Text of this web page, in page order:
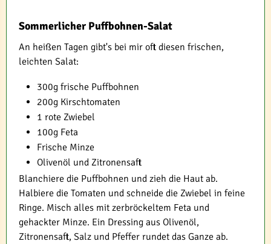
Sommerlicher Puffbohnen-Salat
An heißen Tagen gibt's bei mir oft diesen frischen,
leichten Salat:
300g frische Puffbohnen
200g Kirschtomaten
1 rote Zwiebel
100g Feta
Frische Minze
Olivenöl und Zitronensaft
Blanchiere die Puffbohnen und zieh die Haut ab.
Halbiere die Tomaten und schneide die Zwiebel in feine
Ringe. Misch alles mit zerbröckeltem Feta und
gehackter Minze. Ein Dressing aus Olivenöl,
Zitronensaft, Salz und Pfeffer rundet das Ganze ab.